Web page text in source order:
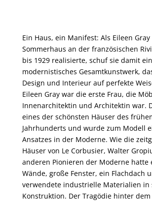
Ein Haus, ein Manifest: Als Eileen
Sommerhaus an der französischen
bis 1929 realisierte, schuf sie damit ein
modernistisches Gesamtkunstwerk,
Design und Interieur auf perfekte
Eileen Gray war die erste Frau, die
Innenarchitektin und Architektin war.
eines der schönsten Häuser des
Jahrhunderts und wurde zum Modell
Ansatzes in der Moderne. Wie die
Häuser von Le Corbusier, Walter
anderen Pionieren der Moderne hatte
Wände, große Fenster, ein Flachdach
verwendete industrielle Materialien in
Konstruktion. Der Tragödie hinter